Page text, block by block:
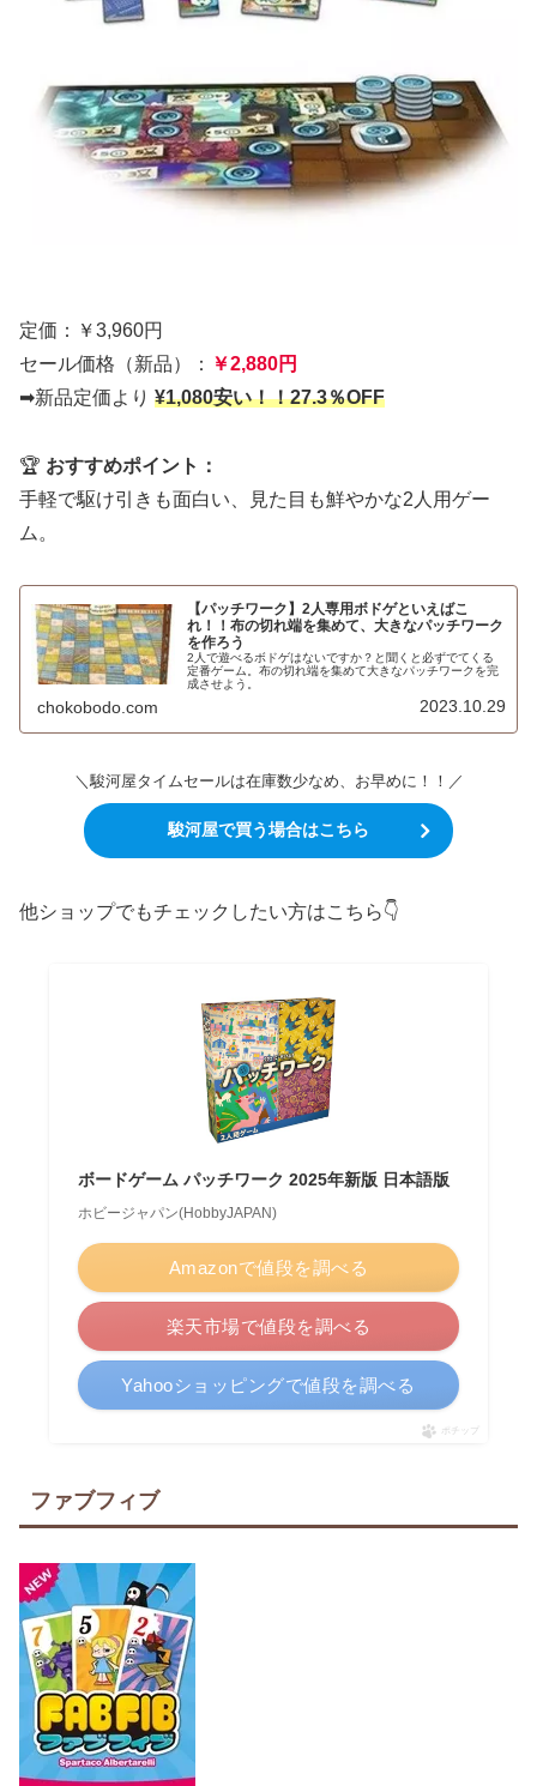
定価：￥3,960円
セール価格（新品）： ￥2,880円
➡新品定価より ¥1,080安い！！27.3％OFF
🏆 おすすめポイント：
手軽で駆け引きも面白い、見た目も鮮やかな2人用ゲー
ム。
【パッチワーク】2人専用ボドゲといえばこ
れ！！布の切れ端を集めて、大きなパッチワーク
を作ろう
2人で遊べるボドゲはないですか？と聞くと必ずでてくる
定番ゲーム。布の切れ端を集めて大きなパッチワークを完
成させよう。
chokobodo.com 2023.10.29
＼駿河屋タイムセールは在庫数少なめ、お早めに！！／
駿河屋で買う場合はこちら
他ショップでもチェックしたい方はこちら👇
ボードゲーム パッチワーク 2025年新版 日本語版
ホビージャパン(HobbyJAPAN)
Amazonで値段を調べる
楽天市場で値段を調べる
Yahooショッピングで値段を調べる
ポチップ
ファブフィブ